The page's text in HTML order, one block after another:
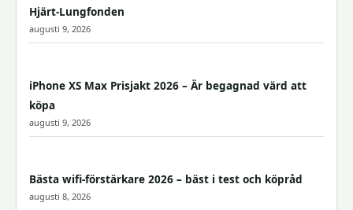
Hjärt-Lungfonden
augusti 9, 2026
iPhone XS Max Prisjakt 2026 – Är begagnad värd att
köpa
augusti 9, 2026
Bästa wifi-förstärkare 2026 – bäst i test och köpråd
augusti 8, 2026